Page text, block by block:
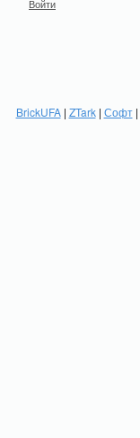
Войти
BrickUFA| ZTark| Софт|